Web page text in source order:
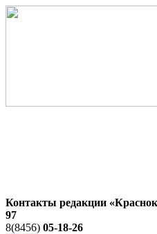
Контакты редакции
97
8(8456) 05-18-26